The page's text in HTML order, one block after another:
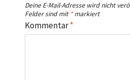
Deine E-Mail-Adresse wird nicht
Felder sind mit *markiert
Kommentar*